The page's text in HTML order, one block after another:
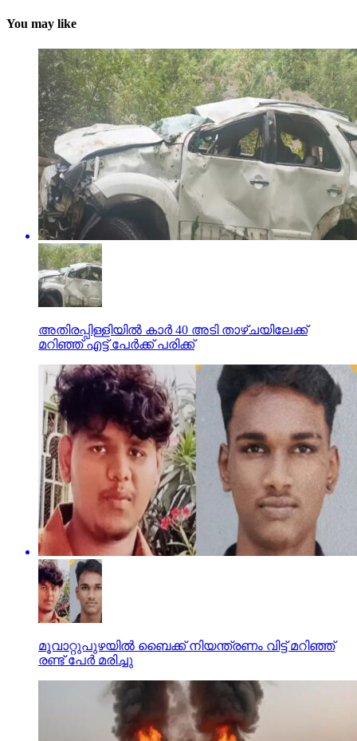
You may like
അതിരപ്പിള്ളിയില്‍ കാര്‍ 40 അടി താഴ്ചയിലേക്ക്
മറിഞ്ഞ് എട്ട് പേര്‍ക്ക് പരിക്ക്
മൂവാറ്റുപുഴയില്‍ ബൈക്ക് നിയന്ത്രണം വിട്ട് മറിഞ്ഞ്
രണ്ട് പേര്‍ മരിച്ചു